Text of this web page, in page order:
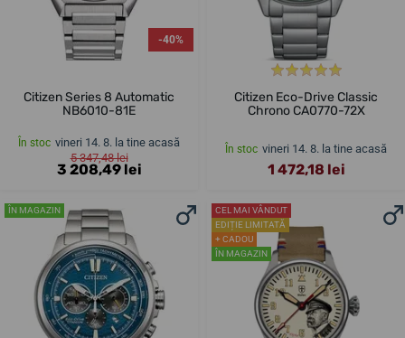
-40%
Citizen Series 8 Automatic
NB6010-81E
În stoc vineri 14. 8. la tine acasă
5 347,48 lei
3 208,49 lei
Citizen Eco-Drive Classic
Chrono CA0770-72X
În stoc vineri 14. 8. la tine acasă
1 472,18 lei
ÎN MAGAZIN
CEL MAI VÂNDUT
EDIȚIE LIMITATĂ
+ CADOU
ÎN MAGAZIN